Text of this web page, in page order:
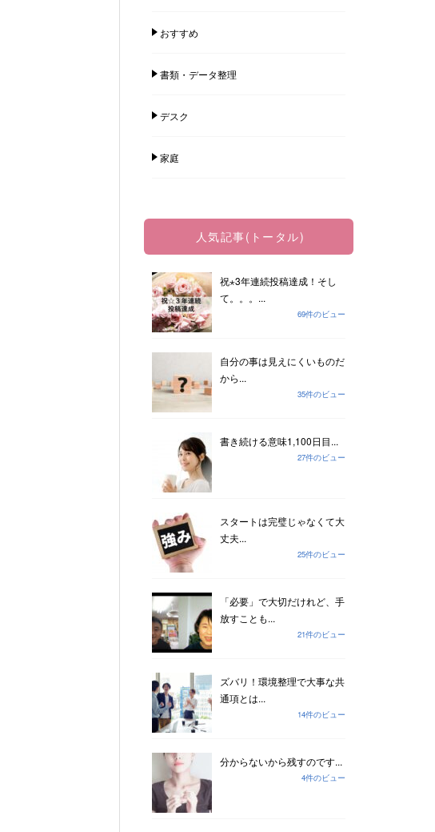
おすすめ
書類・データ整理
デスク
家庭
人気記事(トータル)
祝⋆3年連続投稿達成！そし
て。。。...
69件のビュー
自分の事は見えにくいものだ
から...
35件のビュー
書き続ける意味1,100日目...
27件のビュー
スタートは完璧じゃなくて大
丈夫...
25件のビュー
「必要」で大切だけれど、手
放すことも...
21件のビュー
ズバリ！環境整理で大事な共
通項とは...
14件のビュー
分からないから残すのです...
4件のビュー